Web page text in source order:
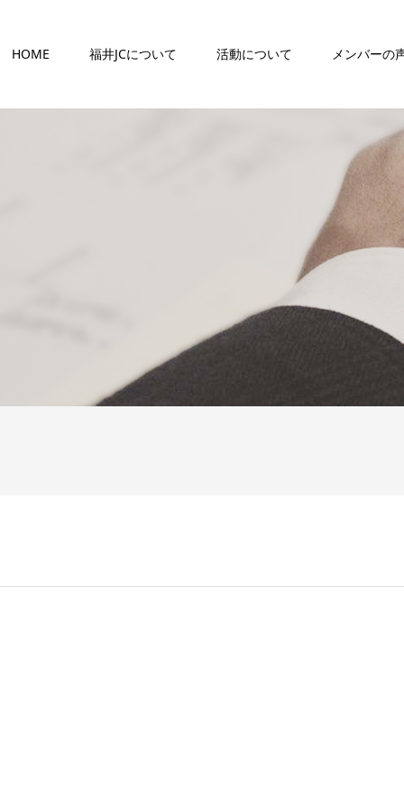
HOME 福井JCについて 活動について メンバーの